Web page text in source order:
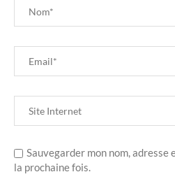
Sauvegarder mon nom,
la prochaine fois.